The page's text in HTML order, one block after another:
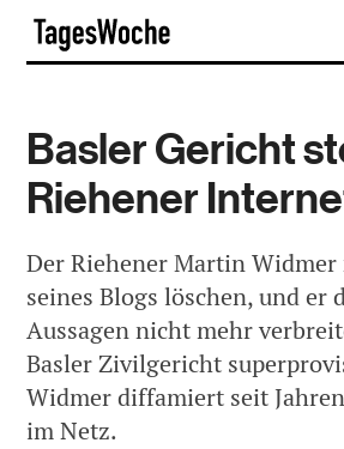
Skip
content
Basler Gericht
Riehener
Der Riehener Martin Widmer
seines Blogs löschen, und er
Aussagen nicht mehr
Basler Zivilgericht
Widmer diffamiert seit
im Netz.